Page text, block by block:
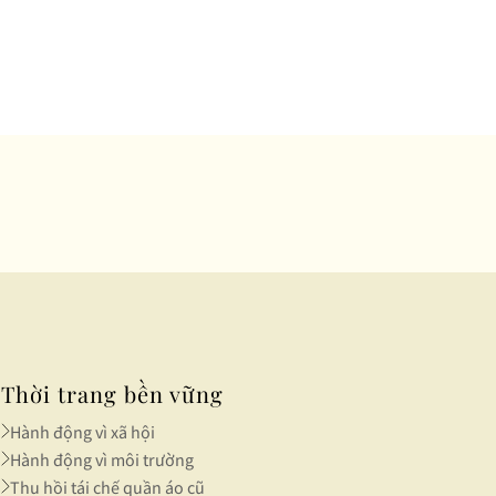
Thời trang bền vững
Hành động vì xã hội
Hành động vì môi trường
Thu hồi tái chế quần áo cũ